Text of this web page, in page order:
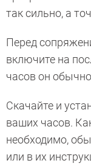
так сильно, а
Перед
включите на
часов он
Скачайте и
ваших часов.
необходимо,
или в их